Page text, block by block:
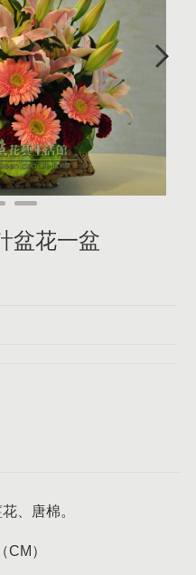
盆花一盆
、唐棉。
）